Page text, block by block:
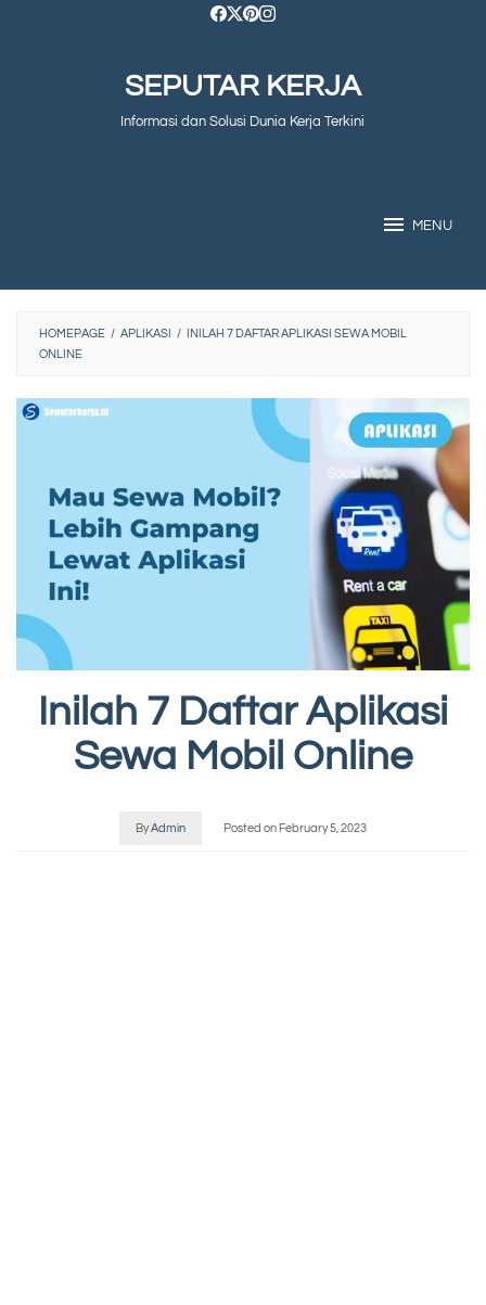
SEPUTAR KERJA
Informasi dan Solusi Dunia Kerja Terkini
MENU
HOMEPAGE / APLIKASI /
INILAH 7 DAFTAR APLIKASI SEWA MOBIL
ONLINE
Inilah 7 Daftar Aplikasi
Sewa Mobil Online
ByAdmin Posted on February 5, 2023